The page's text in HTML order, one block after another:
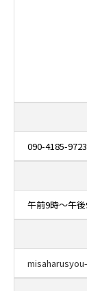
090-4185-9723
午前9時～午